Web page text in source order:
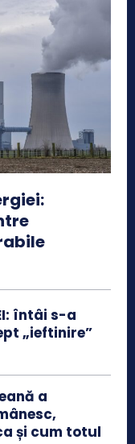
întâi s-a
„ieftinire”
a
și cum totul